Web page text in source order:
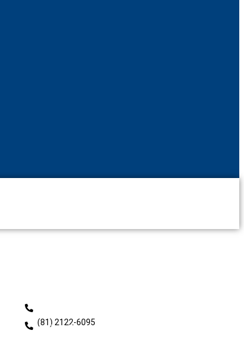
Registro / Cobrança
(81) 2122-6022
(81) 2122-6095
Fiscalização